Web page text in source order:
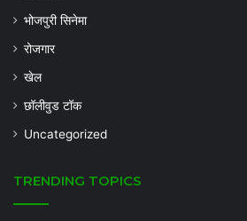
भोजपुरी सिनेमा
रोजगार
खेल
छॉलीवुड टॉक
Uncategorized
TRENDING TOPICS